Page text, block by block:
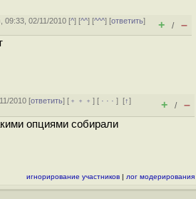
09:33, 02/11/2010 [^] [^^] [^^^] [ответить]
+ / –
2010 [ответить] [ ﹢﹢﹢] [ · · ·][↑]
+ / –
опциями собирали
игнорирование участников | лог модерирования